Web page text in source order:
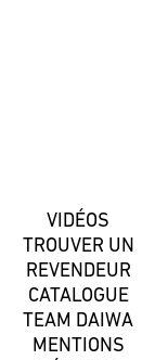
VIDÉOS
TROUVER UN
REVENDEUR
CATALOGUE
TEAM DAIWA
MENTIONS